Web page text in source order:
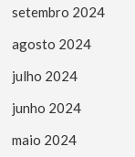
setembro 2024
agosto 2024
julho 2024
junho 2024
maio 2024